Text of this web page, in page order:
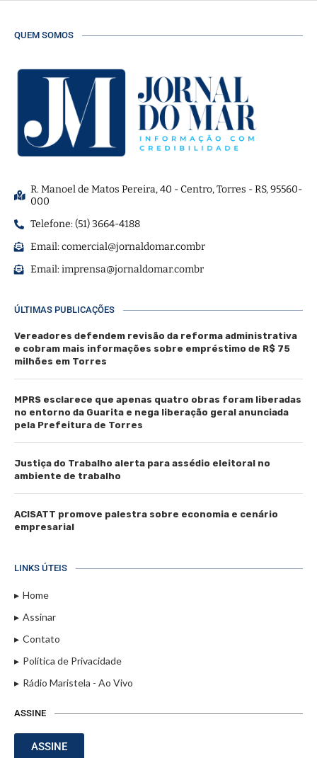
QUEM SOMOS
R. Manoel de Matos Pereira, 40 - Centro, Torres - RS, 95560-
000
Telefone: (51) 3664-4188
Email:comercial@jornaldomar.combr
Email:imprensa@jornaldomar.combr
ÚLTIMAS PUBLICAÇÕES
Vereadores defendem revisão da reforma administrativa
e cobram mais informações sobre empréstimo de R$ 75
milhões em Torres
MPRS esclarece que apenas quatro obras foram liberadas
no entorno da Guarita e nega liberação geral anunciada
pela Prefeitura de Torres
Justiça do Trabalho alerta para assédio eleitoral no
ambiente de trabalho
ACISATT promove palestra sobre economia e cenário
empresarial
LINKS ÚTEIS
Home
Assinar
Contato
Política de Privacidade
Rádio Maristela - Ao Vivo
ASSINE
ASSINE